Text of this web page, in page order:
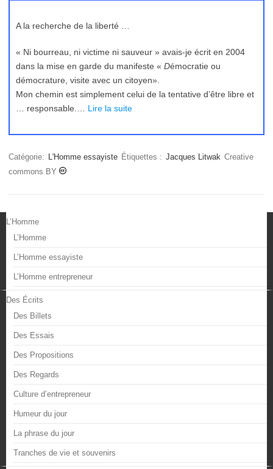
A la recherche de la liberté …
« Ni bourreau, ni victime ni sauveur » avais-je écrit en 2004
dans la mise en garde du manifeste « Démocratie ou
démocrature, visite avec un citoyen».
Mon chemin est simplement celui de la tentative d’être libre et
… responsable.… Lire la suite
Catégorie: L'Homme essayiste Étiquettes : Jacques Litwak Creative
commons BY
L’Homme
L’Homme
L’Homme essayiste
L’Homme entrepreneur
Des Écrits
Des Billets
Des Essais
Des Propositions
Des Regards
Culture d’entrepreneur
Humeur du jour
La phrase du jour
Tranches de vie et souvenirs